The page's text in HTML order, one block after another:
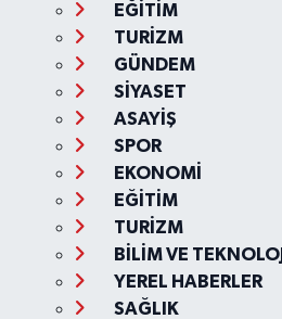
EĞİTİM
TURİZM
GÜNDEM
SİYASET
ASAYİŞ
SPOR
EKONOMİ
EĞİTİM
TURİZM
BİLİM VE TEKNOLOJİ
YEREL HABERLER
SAĞLIK